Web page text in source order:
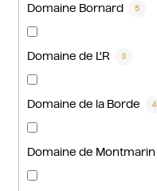
Domaine Bornard 5
Domaine de L'R 3
Domaine de la Borde 4
Domaine de Montmarin